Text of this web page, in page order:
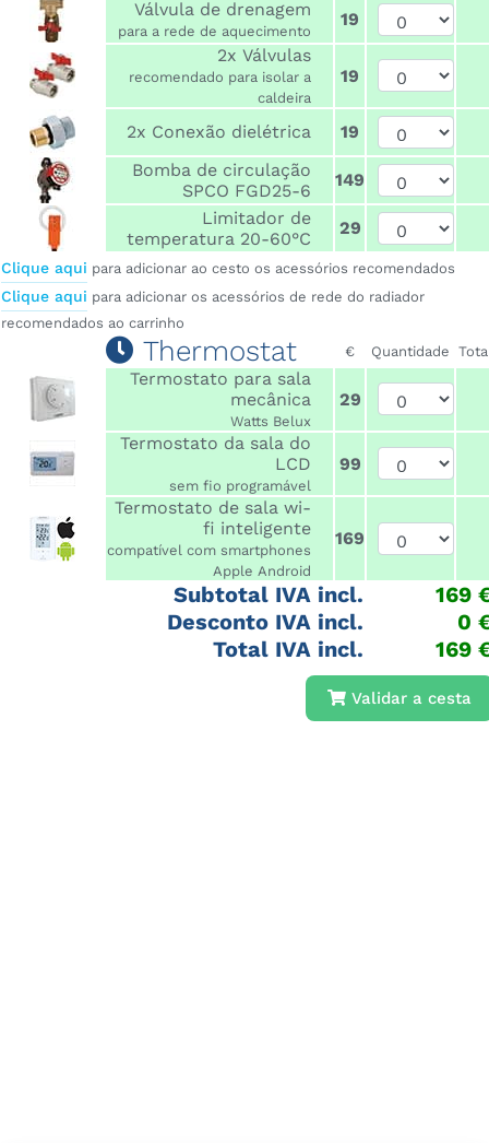
Válvula de drenagem
para a rede de aquecimento
19
2x Válvulas
recomendado para isolar a
caldeira
19
2x Conexão dielétrica
19
Bomba de circulação
SPCO FGD25-6
149
Limitador de
temperatura 20-60°C
29
Clique aqui para adicionar ao cesto os acessórios recomendados
Clique aqui para adicionar os acessórios de rede do radiador
recomendados ao carrinho
Thermostat € Quantidade
Termostato para sala
mecânica
Watts Belux
29
Termostato da sala do
LCD
sem fio programável
99
Termostato de sala wi-
fi inteligente
compatível com smartphones
Apple Android
169
Subtotal IVA incl.
169
Desconto IVA incl.
0
Total IVA incl.
169
Validar a cesta